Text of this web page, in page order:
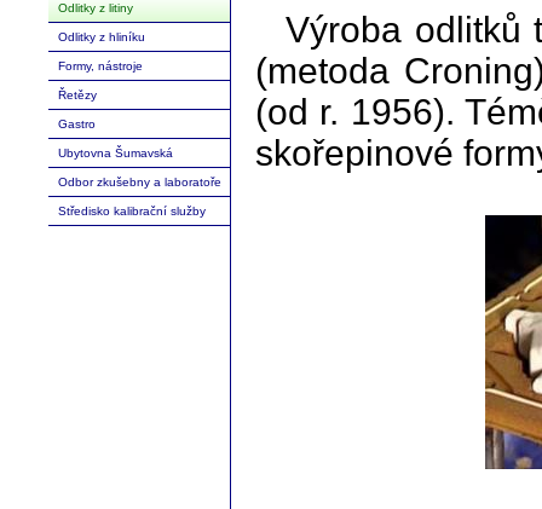
Odlitky z litiny
Odlitky z hliníku
Formy, nástroje
Řetězy
Gastro
Ubytovna Šumavská
Odbor zkušebny a laboratoře
Středisko kalibrační služby
Výroba odlitků
(metoda
(od r. 1956).
skořepinové